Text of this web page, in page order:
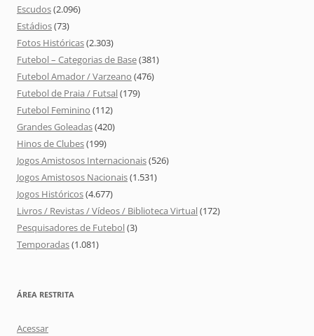
Escudos(2.096)
Estádios(73)
Fotos Históricas(2.303)
Futebol – Categorias de Base(381)
Futebol Amador / Varzeano (476)
Futebol de Praia / Futsal(179)
Futebol Feminino (112)
Grandes Goleadas(420)
Hinos de Clubes(199)
Jogos Amistosos Internacionais(526)
Jogos Amistosos Nacionais(1.531)
Jogos Históricos(4.677)
Livros / Revistas / Vídeos / Biblioteca Virtual(172)
Pesquisadores de Futebol(3)
Temporadas(1.081)
ÁREA RESTRITA
Acessar